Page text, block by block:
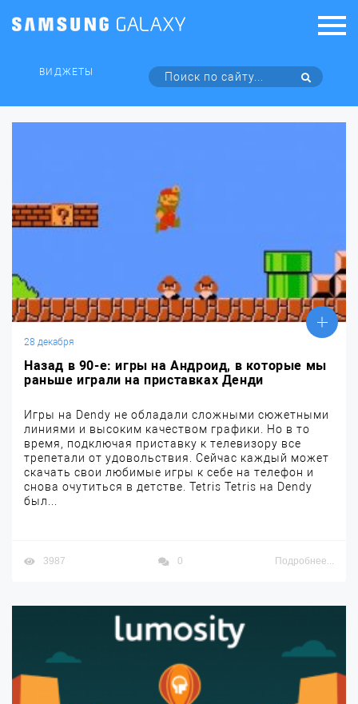
ВИДЖЕТЫ
28 декабря
Назад в 90-е: игры на Андроид, в которые мы
раньше играли на приставках Денди
Игры на Dendy не обладали сложными сюжетными
линиями и высоким качеством графики. Но в то
время, подключая приставку к телевизору все
трепетали от удовольствия. Сейчас каждый может
скачать свои любимые игры к себе на телефон и
снова очутиться в детстве. Tetris Tetris на Dendy
был...
3987 0 Подробнее...